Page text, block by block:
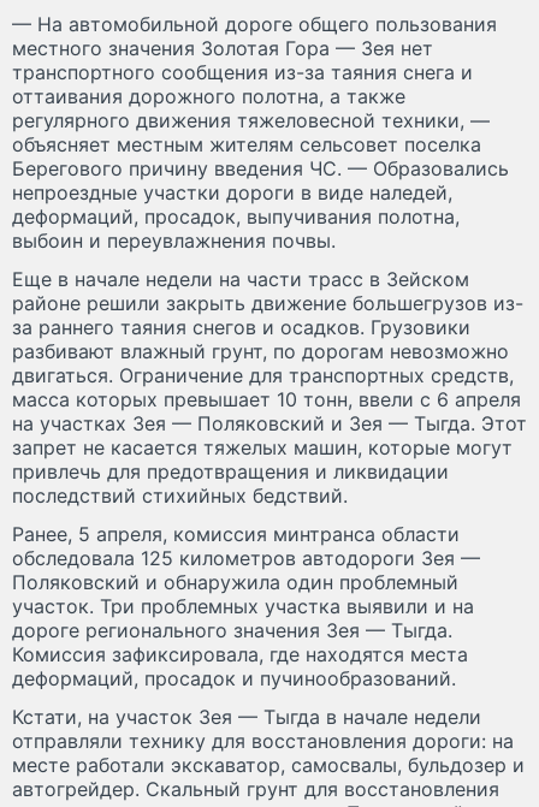
— На автомобильной дороге общего пользования
местного значения Золотая Гора — Зея нет
транспортного сообщения из-за таяния снега и
оттаивания дорожного полотна, а также
регулярного движения тяжеловесной техники, —
объясняет местным жителям сельсовет поселка
Берегового причину введения ЧС. — Образовались
непроездные участки дороги в виде наледей,
деформаций, просадок, выпучивания полотна,
выбоин и переувлажнения почвы.
Еще в начале недели на части трасс в Зейском
районе решили закрыть движение большегрузов из-
за раннего таяния снегов и осадков. Грузовики
разбивают влажный грунт, по дорогам невозможно
двигаться. Ограничение для транспортных средств,
масса которых превышает 10 тонн, ввели с 6 апреля
на участках Зея — Поляковский и Зея — Тыгда. Этот
запрет не касается тяжелых машин, которые могут
привлечь для предотвращения и ликвидации
последствий стихийных бедствий.
Ранее, 5 апреля, комиссия минтранса области
обследовала 125 километров автодороги Зея —
Поляковский и обнаружила один проблемный
участок. Три проблемных участка выявили и на
дороге регионального значения Зея — Тыгда.
Комиссия зафиксировала, где находятся места
деформаций, просадок и пучинообразований.
Кстати, на участок Зея — Тыгда в начале недели
отправляли технику для восстановления дороги: на
месте работали экскаватор, самосвалы, бульдозер и
автогрейдер. Скальный грунт для восстановления